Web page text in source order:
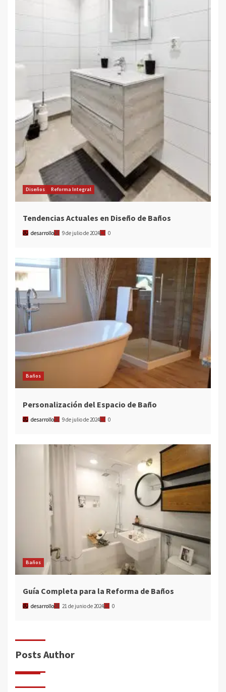
Diseños Reforma Integral
Tendencias Actuales en Diseño de Baños
desarrollo 9 de julio de 2024 0
Baños
Personalización del Espacio de Baño
desarrollo 9 de julio de 2024 0
Baños
Guía Completa para la Reforma de Baños
desarrollo 21 de junio de 2024 0
Posts Author